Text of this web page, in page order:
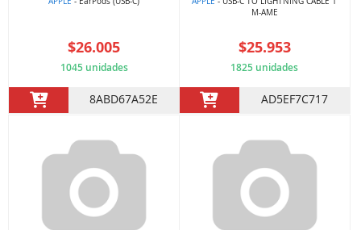
$26.005
1045 unidades
8ABD67A52E
M-AME
$25.953
1825 unidades
AD5EF7C717